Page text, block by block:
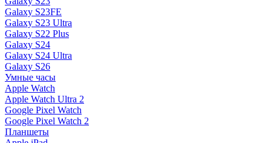
Galaxy S23FE
Galaxy S23 Ultra
Galaxy S22 Plus
Galaxy S24
Galaxy S24 Ultra
Galaxy S26
Умные часы
Apple Watch
Apple Watch Ultra 2
Google Pixel Watch
Google Pixel Watch 2
Планшеты